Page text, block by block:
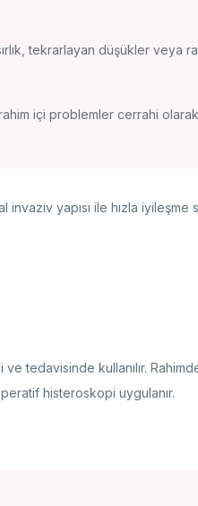
tekrarlayan düşükler veya
rahim içi problemler cerrahi
invaziv yapısı ile hızla
tedavisinde kullanılır.
histeroskopi uygulanır.